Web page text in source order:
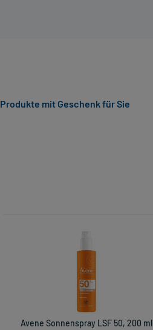
Avene Sonnenspray LSF 50, 200 ml
Produkte mit Geschenk für Sie